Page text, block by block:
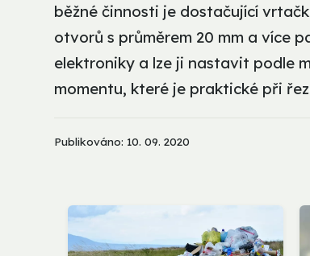
běžné činnosti je dostačující
otvorů s průměrem 20 mm a více
elektroniky a lze ji nastavit podle
momentu, které je praktické při
Publikováno: 10. 09. 2020